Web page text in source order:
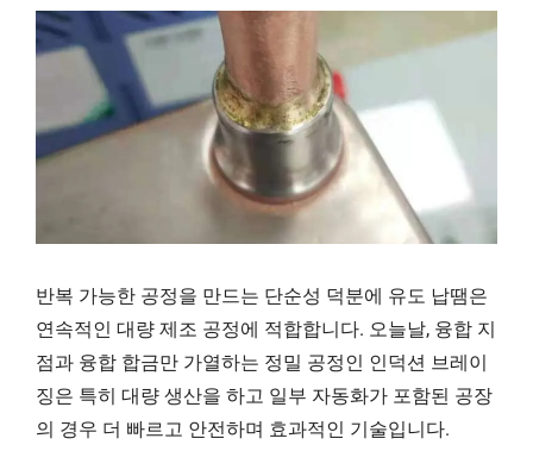
반복 가능한 공정을 만드는 단순성 덕분에 유도 납땜은
연속적인 대량 제조 공정에 적합합니다. 오늘날, 융합 지
점과 융합 합금만 가열하는 정밀 공정인 인덕션 브레이
징은 특히 대량 생산을 하고 일부 자동화가 포함된 공장
의 경우 더 빠르고 안전하며 효과적인 기술입니다.